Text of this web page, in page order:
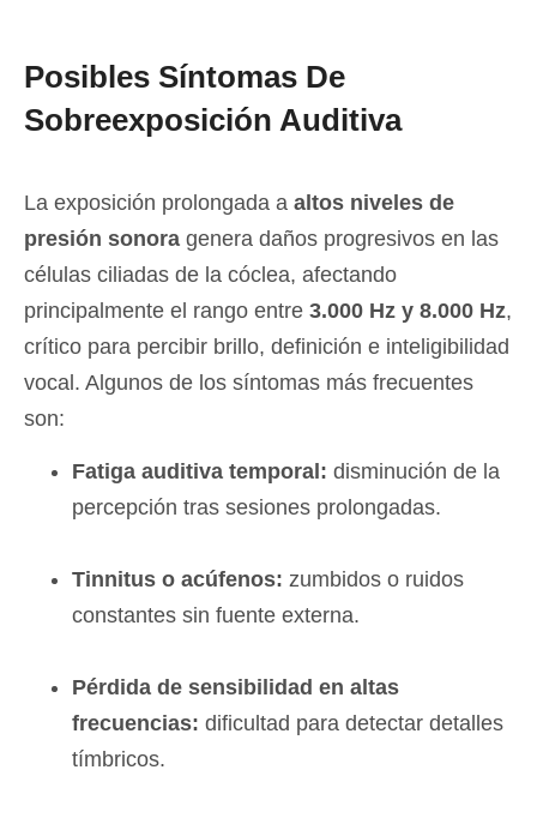
Posibles Síntomas De
Sobreexposición Auditiva
La exposición prolongada a altos niveles de
presión sonora genera daños progresivos en las
células ciliadas de la cóclea, afectando
principalmente el rango entre 3.000 Hz y 8.000 Hz,
crítico para percibir brillo, definición e inteligibilidad
vocal. Algunos de los síntomas más frecuentes
son:
Fatiga auditiva temporal: disminución de la
percepción tras sesiones prolongadas.
Tinnitus o acúfenos: zumbidos o ruidos
constantes sin fuente externa.
Pérdida de sensibilidad en altas
frecuencias: dificultad para detectar detalles
tímbricos.